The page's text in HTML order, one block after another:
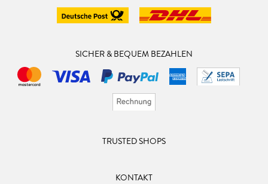
SICHER & BEQUEM BEZAHLEN
TRUSTED SHOPS
KONTAKT